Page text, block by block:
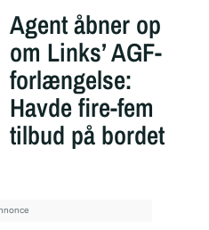
Agent åbner op
om Links’ AGF-
forlængelse:
Havde fire-fem
tilbud på bordet